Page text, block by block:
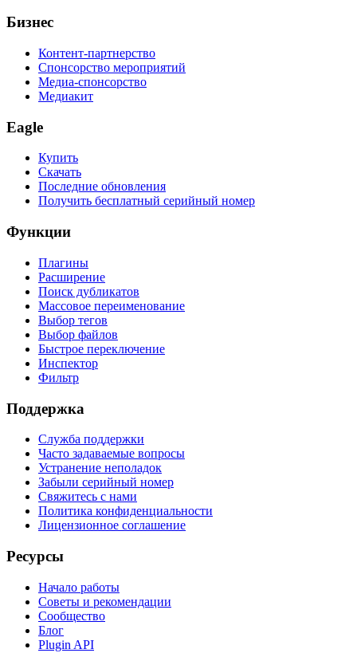
Бизнес
Контент-партнерство
Спонсорство мероприятий
Медиа-спонсорство
Медиакит
Eagle
Купить
Скачать
Последние обновления
Получить бесплатный серийный номер
Функции
Плагины
Расширение
Поиск дубликатов
Массовое переименование
Выбор тегов
Выбор файлов
Быстрое переключение
Инспектор
Фильтр
Поддержка
Служба поддержки
Часто задаваемые вопросы
Устранение неполадок
Забыли серийный номер
Свяжитесь с нами
Политика конфиденциальности
Лицензионное соглашение
Ресурсы
Начало работы
Советы и рекомендации
Сообщество
Блог
Plugin API